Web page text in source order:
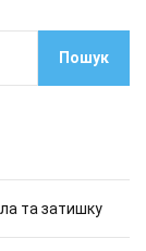
Пошук
та затишку